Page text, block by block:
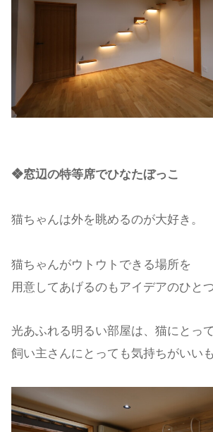
❖窓辺の特等席でひなたぼっこ
猫ちゃんは外を眺めるのが大好き。
猫ちゃんがウトウトできる場所を
用意してあげるのもアイデアのひとつ
光あふれる明るい部屋は、猫にとっ
飼い主さんにとっても気持ちがいいも